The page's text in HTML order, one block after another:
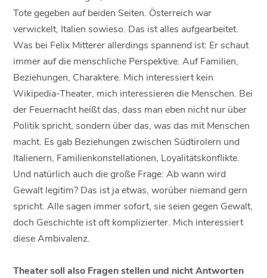
Tote gegeben auf beiden Seiten. Österreich war
verwickelt, Italien sowieso. Das ist alles aufgearbeitet.
Was bei Felix Mitterer allerdings spannend ist: Er schaut
immer auf die menschliche Perspektive. Auf Familien,
Beziehungen, Charaktere. Mich interessiert kein
Wikipedia-Theater, mich interessieren die Menschen. Bei
der Feuernacht heißt das, dass man eben nicht nur über
Politik spricht, sondern über das, was das mit Menschen
macht. Es gab Beziehungen zwischen Südtirolern und
Italienern, Familienkonstellationen, Loyalitätskonflikte.
Und natürlich auch die große Frage: Ab wann wird
Gewalt legitim? Das ist ja etwas, worüber niemand gern
spricht. Alle sagen immer sofort, sie seien gegen Gewalt,
doch Geschichte ist oft komplizierter. Mich interessiert
diese Ambivalenz.
Theater soll also Fragen stellen und nicht Antworten